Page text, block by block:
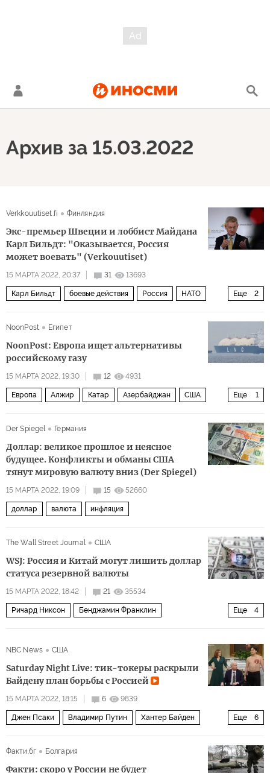
Архив за 15.03.2022
Verkkouutiset.fi Финляндия
Экс-премьер Швеции и лоббист Майдана
Карл Бильдт: "Оказывается, Россия
может воевать" (Verkouutiset)
15 МАРТА 2022, 20:37 31 13693
Еще 2
Карл Бильдт боевые действия Россия НАТО
NoonPost
Египет
NoonPost: Европа ищет альтернативы
российскому газу
15 МАРТА 2022, 19:30 12 4931
Еще 1
Европа Алжир Катар Азербайджан США
Der Spiegel
Германия
Доллар: великое прошлое и неясное
будущее. Конфликты и обманы США
тянут мировую валюту вниз (Der Spiegel)
15 МАРТА 2022, 19:09 15 52660
доллар валюта инфляция
The Wall Street Journal США
WSJ: Россия и Китай могут лишить доллар
статуса резервной валюты
15 МАРТА 2022, 18:42 21 35534
Еще 4
Ричард Никсон Бенджамин Франклин
NBC News США
Saturday Night Live: тик-токеры раскрыли
Байдену план борьбы с Россией
15 МАРТА 2022, 18:15 6 9839
Еще 6
Джен Псаки Владимир Путин Хантер Байден
Факти.бг Болгария
Факти: скоро у России не будет